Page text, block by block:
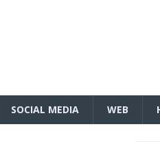
SOCIAL MEDIA WEB